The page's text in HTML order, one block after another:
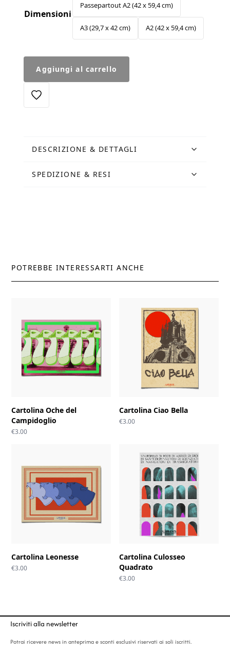
Dimensioni
Passepartout A2 (42 x 59,4 cm)
A3 (29,7 x 42 cm) A2 (42 x 59,4 cm)
Colosseo
Quadrato
quantità
Aggiungi al carrello
DESCRIZIONE & DETTAGLI
SPEDIZIONE & RESI
POTREBBE INTERESSARTI ANCHE
Cartolina Oche del
Campidoglio
€3.00
Cartolina Ciao Bella
€3.00
Cartolina Leonesse
€3.00
Cartolina Culosseo
Quadrato
€3.00
Iscriviti alla newsletter
Potrai ricevere news in anteprima e sconti esclusivi riservati ai soli iscritti.